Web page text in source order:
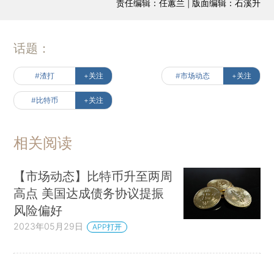
责任编辑：任蕙兰 | 版面编辑：石溪升
话题：
#渣打 +关注 #市场动态 +关注
#比特币 +关注
相关阅读
【市场动态】比特币升至两周
高点 美国达成债务协议提振
风险偏好
2023年05月29日 APP打开